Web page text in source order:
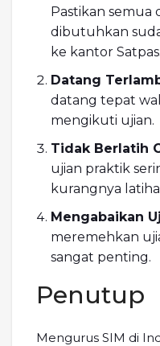
Pastikan semua
dibutuhkan
ke kantor Satpas.
Datang
datang tepat
mengikuti ujian.
Tidak Berlatih
ujian praktik
kurangnya
Mengabaikan
meremehkan
sangat penting.
Penutup
Mengurus SIM di